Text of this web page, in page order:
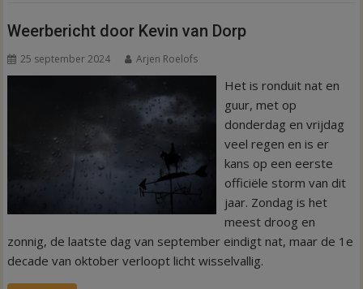
Weerbericht door Kevin van Dorp
25 september 2024 Arjen Roelofs
Het is ronduit nat en
guur, met op
donderdag en vrijdag
veel regen en is er
kans op een eerste
officiële storm van dit
jaar. Zondag is het
meest droog en
zonnig, de laatste dag van september eindigt nat, maar de 1e
decade van oktober verloopt licht wisselvallig.